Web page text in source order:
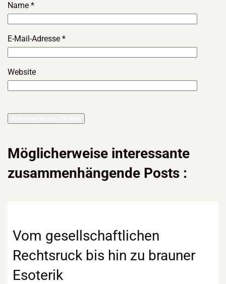
Name*
E-Mail-Adresse*
Website
Möglicherweise interessante
zusammenhängende Posts :
Vom gesellschaftlichen
Rechtsruck bis hin zu brauner
Esoterik